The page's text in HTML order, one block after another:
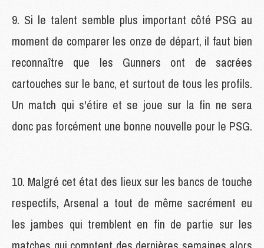
9. Si le talent semble plus important côté PSG au
moment de comparer les onze de départ, il faut bien
reconnaître que les Gunners ont de sacrées
cartouches sur le banc, et surtout de tous les profils.
Un match qui s'étire et se joue sur la fin ne sera
donc pas forcément une bonne nouvelle pour le PSG.
10. Malgré cet état des lieux sur les bancs de touche
respectifs, Arsenal a tout de même sacrément eu
les jambes qui tremblent en fin de partie sur les